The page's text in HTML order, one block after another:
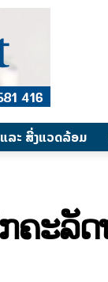
ລະ ສີ່ງແວດລ້ອມ
ຄະລັດ